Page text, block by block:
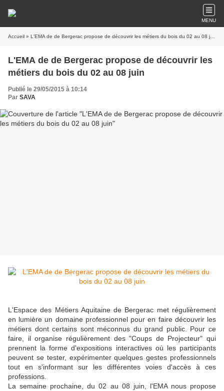
MENU
Accueil » L'EMA de de Bergerac propose de découvrir les métiers du bois du 02 au 08 juin
L'EMA de de Bergerac propose de découvrir les
métiers du bois du 02 au 08 juin
Publié le 29/05/2015 à 10:14
Par SAVA
L'Espace des Métiers Aquitaine de Bergerac met régulièrement
en lumière un domaine professionnel pour en faire découvrir les
métiers dont certains sont méconnus du grand public. Pour ce
faire, il organise régulièrement des "Coups de Projecteur" qui
prennent la forme d'expositions interactives où les participants
peuvent se tester, expérimenter quelques gestes professionnels
tout en s'informant sur les différentes voies d'accès à ces
professions.
La semaine prochaine, du 02 au 08 juin, l'EMA nous propose